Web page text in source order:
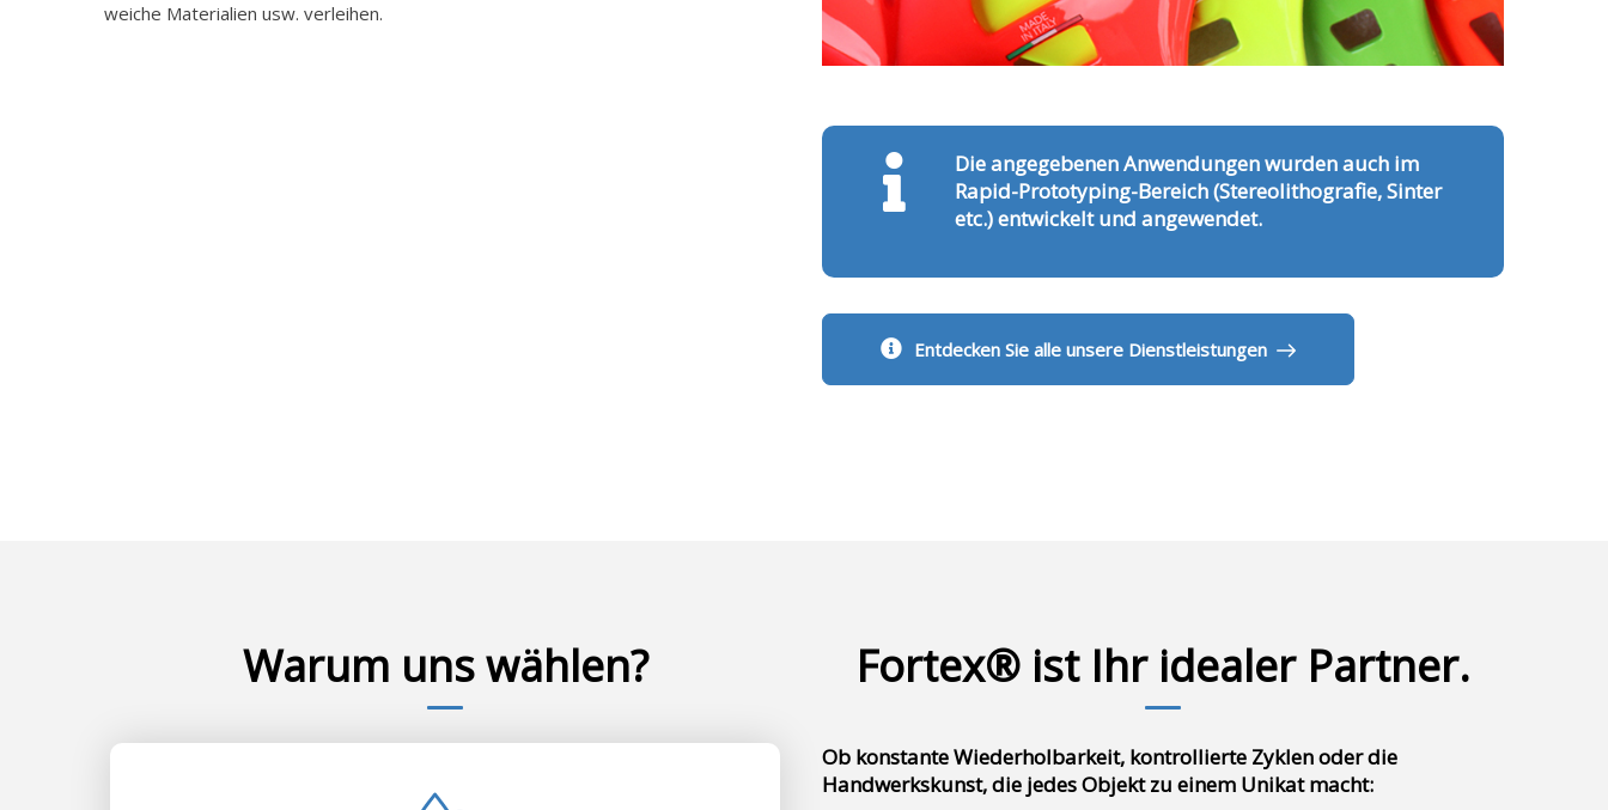
weiche Materialien usw. verleihen.
Die angegebenen Anwendungen wurden auch im
Rapid-Prototyping-Bereich (Stereolithografie, Sinter
etc.) entwickelt und angewendet.
Entdecken Sie alle unsere Dienstleistungen
Warum uns wählen? Fortex® ist Ihr idealer Partner.
Ob konstante Wiederholbarkeit, kontrollierte Zyklen oder die
Handwerkskunst, die jedes Objekt zu einem Unikat macht: